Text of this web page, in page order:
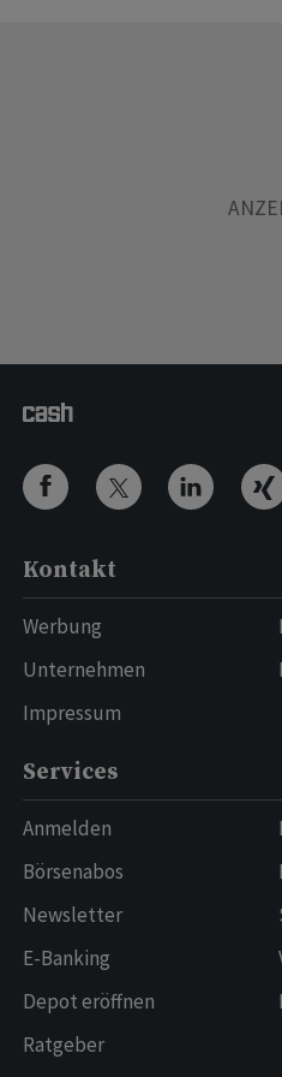
Kontakt
Werbung
Unternehmen
Impressum
Services
Anmelden
Börsenabos
Newsletter
E-Banking
Depot eröffnen
Ratgeber